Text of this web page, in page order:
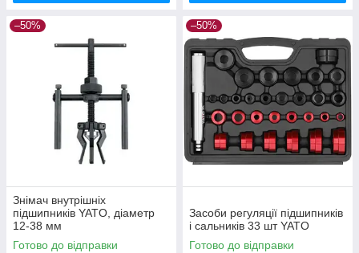
–50%
Знімач внутрішніх
підшипників YATO, діаметр
12-38 мм
Готово до відправки
–50%
Засоби регуляції підшипників
і сальників 33 шт YATO
Готово до відправки